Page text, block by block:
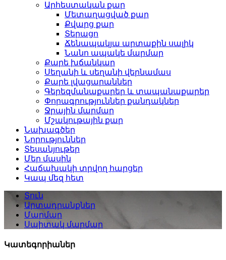
Արհեստական ​​քար
Մետաղացված քար
Քվարց քար
Տերացո
Ճենապակյա արտաքին սալիկ
Նանո ապակե մարմար
Քարե խճանկար
Սեղանի և սեղանի վերնամաս
Քարե լվացարաններ
Գերեզմանաքարեր և տապանաքարեր
Փորագրություններ քանդակներ
Ջրային մարմար
Մշակութային քար
Նախագծեր
Նորություններ
Տեսանյութեր
Մեր մասին
Հաճախակի տրվող հարցեր
Կապ մեզ հետ
Տուն
Արտադրանքներ
Մարմար
Սպիտակ մարմար
Կատեգորիաներ